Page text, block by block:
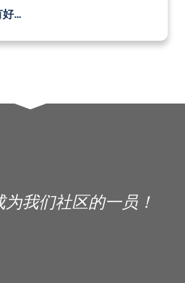
好…
我们社区的一员！